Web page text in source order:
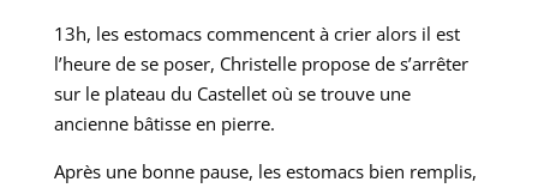
13h, les estomacs commencent à crier alors il est
l’heure de se poser, Christelle propose de s’arrêter
sur le plateau du Castellet où se trouve une
ancienne bâtisse en pierre.
Après une bonne pause, les estomacs bien remplis,